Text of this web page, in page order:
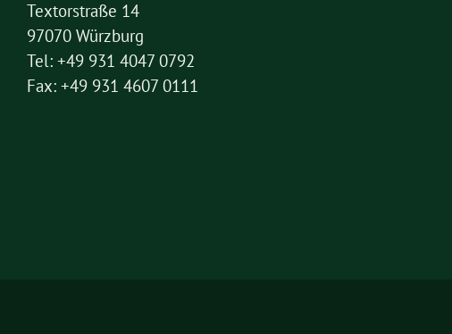
Textorstraße 14
97070 Würzburg
Tel: +49 931 4047 0792
Fax: +49 931 4607 0111